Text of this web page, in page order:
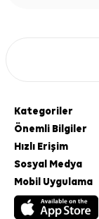
Kategoriler
Önemli Bilgiler
Hızlı Erişim
Sosyal Medya
Mobil Uygulama